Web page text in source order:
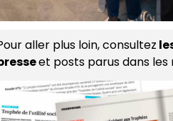
aller plus loin, consultez
et posts parus dans les